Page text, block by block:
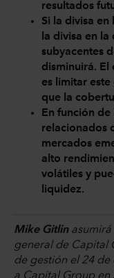
resultados
Si la divisa
la divisa en
subyacentes
disminuirá. El
es limitar
que la
En función
relacionados
mercados
alto
volátiles y
liquidez.
Mike Gitlinasumirá
general de Capital
de gestión el 24